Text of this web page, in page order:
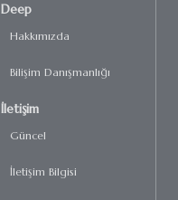
Deep
Hakkımızda
Bilişim Danışmanlığı
İletişim
Güncel
İletişim Bilgisi